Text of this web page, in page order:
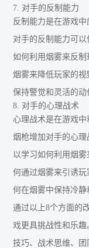
7. 对手的反制能力
反制能力是在游戏
对手的反制能力可
如何利用烟雾来反
烟雾来降低玩家的
保持警觉和灵活的动
8. 对手的心理战术
心理战术是在游戏
烟枪增加对手的心理
以学习如何利用烟
何通过烟雾来引诱
何在烟雾中保持冷静
通过以上8个方面的
戏更具挑战性和乐
技巧、战术思维、